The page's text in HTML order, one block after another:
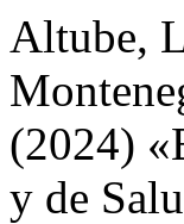
Altube,
(2024)
y de